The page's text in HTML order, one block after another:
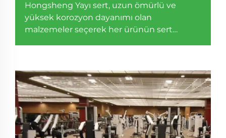
Hongsheng Yayı sert, uzun ömürlü ve
yüksek korozyon dayanımı olan
malzemeler seçerek her ürünün sert